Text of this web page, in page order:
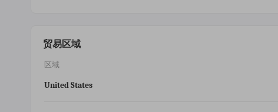
贸易区域
区域
United States